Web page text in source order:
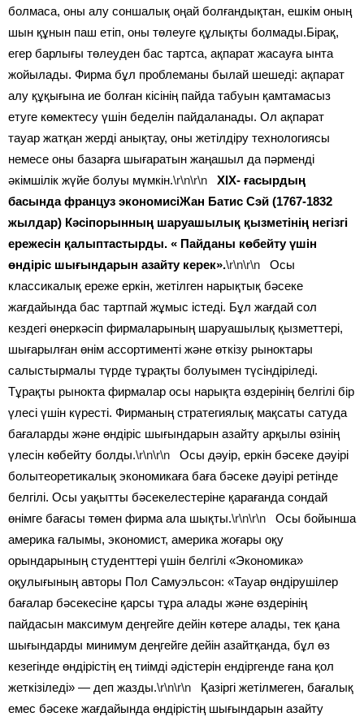
болмаса, оны алу соншалық оңай болғандықтан, ешкім оның
шын құнын паш етіп, оны төлеуге құлықты болмады.Бірақ,
егер барлығы төлеуден бас тартса, ақпарат жасауға ынта
жойылады. Фирма бұл проблеманы былай шешеді: ақпарат
алу құқығына ие болған кісінің пайда табуын қамтамасыз
етуге көмектесу үшін беделін пайдаланады. Ол ақпарат
тауар жатқан жерді анықтау, оны жетілдіру технологиясы
немесе оны базарға шығаратын жаңашыл да пәрменді
әкімшілік жүйе болуы мүмкін.\r\n\r\n
ХІХ- ғасырдың
басында француз экономисіЖан Батис Сэй (1767-1832
жылдар) Кәсіпорынның шаруашылық қызметінің негізгі
ережесін қалыптастырды. « Пайданы көбейту үшін
өндіріс шығындарын азайту керек».\r\n\r\n Осы
классикалық ереже еркін, жетілген нарықтық бәсеке
жағдайында бас тартпай жұмыс істеді. Бұл жағдай сол
кездегі өнеркәсіп фирмаларының шаруашылық қызметтері,
шығарылған өнім ассортименті және өткізу рыноктары
салыстырмалы түрде тұрақты болуымен түсіндіріледі.
Тұрақты рынокта фирмалар осы нарықта өздерінің белгілі бір
үлесі үшін күресті. Фирманың стратегиялық мақсаты сатуда
бағаларды және өндіріс шығындарын азайту арқылы өзінің
үлесін көбейту болды.\r\n\r\n Осы дәуір, еркін бәсеке дәуірі
болытеоретикалық экономикаға баға бәсеке дәуірі ретінде
белгілі. Осы уақытты бәсекелестеріне қарағанда сондай
өнімге бағасы төмен фирма ала шықты.\r\n\r\n Осы бойынша
америка ғалымы, экономист, америка жоғары оқу
орындарының студенттері үшін белгілі «Экономика»
оқулығының авторы Пол Самуэльсон: «Тауар өндірушілер
бағалар бәсекесіне қарсы тұра алады және өздерінің
пайдасын максимум деңгейге дейін көтере алады, тек қана
шығындарды минимум деңгейге дейін азайтқанда, бұл өз
кезегінде өндірістің ең тиімді әдістерін ендіргенде ғана қол
жеткізіледі» — деп жазды.\r\n\r\n Қазіргі жетілмеген, бағалық
емес бәсеке жағдайында өндірістің шығындарын азайту